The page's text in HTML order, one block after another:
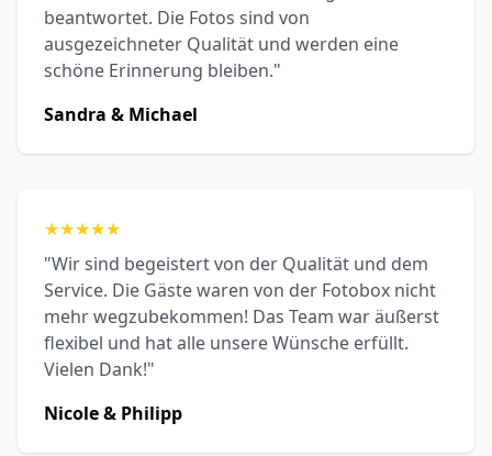
beantwortet. Die Fotos sind von
ausgezeichneter Qualität und werden eine
schöne Erinnerung bleiben."
Sandra & Michael
★★★★★
"Wir sind begeistert von der Qualität und dem
Service. Die Gäste waren von der Fotobox nicht
mehr wegzubekommen! Das Team war äußerst
flexibel und hat alle unsere Wünsche erfüllt.
Vielen Dank!"
Nicole & Philipp